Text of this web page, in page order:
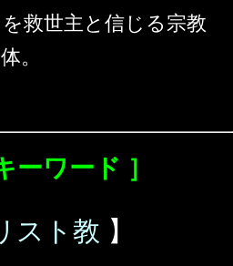
救世主と信じる宗教
。
ーワード ］
スト教 】